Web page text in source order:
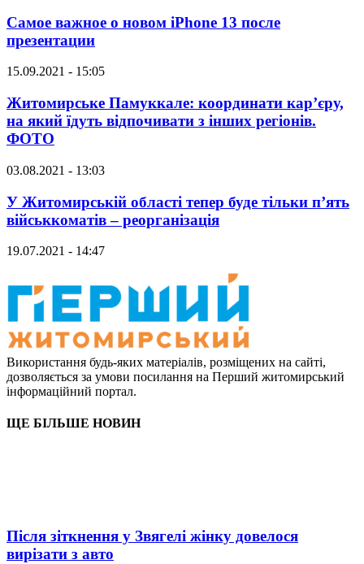
Самое важное о новом iPhone 13 после
презентации
15.09.2021 - 15:05
Житомирське Памуккале: координати кар’єру,
на який їдуть відпочивати з інших регіонів.
ФОТО
03.08.2021 - 13:03
У Житомирській області тепер буде тільки п’ять
військкоматів – реорганізація
19.07.2021 - 14:47
Використання будь-яких матеріалів, розміщених на сайті,
дозволяється за умови посилання на Перший житомирський
інформаційний портал.
ЩЕ БІЛЬШЕ НОВИН
Після зіткнення у Звягелі жінку довелося
вирізати з авто